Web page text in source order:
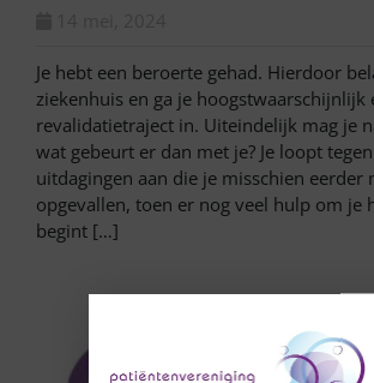
Je hebt een beroerte gehad. Hierdoor
ziekenhuis en ga je hoogstwaarschijnlijk
revalidatietraject in. Uiteindelijk mag je
wat gebeurt er dan met je? Je loopt
uitdagingen aan die je misschien eerder
opgevallen, toen er nog veel hulp om je
begint […]